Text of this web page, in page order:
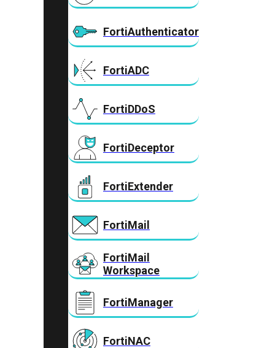
FortiAuthenticator
FortiADC
FortiDDoS
FortiDeceptor
FortiExtender
FortiMail
FortiMail
Workspace
FortiManager
FortiNAC